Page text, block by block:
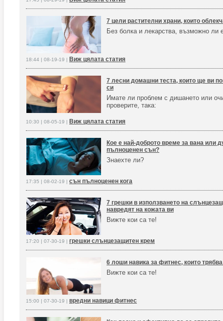
7 цели растителни храни, които
Без болка и лекарства, възможно ли
18:44 | 08-19-19 | Виж цялата статия
7 лесни домашни теста, които ще ви
си
Имате ли проблем с дишането или
проверите, така:
10:30 | 08-05-19 | Виж цялата статия
Кое е най-доброто време за вана или
пълноценен сън?
Знаехте ли?
17:35 | 08-02-19 | сън пълноценен кога
7 грешки в използването на
навредят на кожата ви
Вижте кои са те!
17:20 | 07-30-19 | грешки слънцезащитен крем
6 лоши навика за фитнес, които
Вижте кои са те!
15:00 | 07-30-19 | вредни навици фитнес